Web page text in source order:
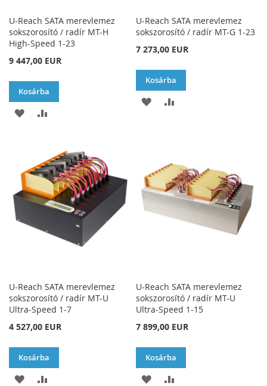
U-Reach SATA merevlemez
sokszorosító / radír MT-H
High-Speed 1-23
9 447,00 EUR
Kosárba
HOZZÁADÁS
KÍVÁNSÁGLISTÁHOZ
U-Reach SATA merevlemez
sokszorosító / radír MT-G 1-23
7 273,00 EUR
Kosárba
HOZZÁADÁS
U-Reach SATA merevlemez
sokszorosító / radír MT-U
Ultra-Speed 1-7
4 527,00 EUR
Kosárba
HOZZÁADÁSÖSSZEHASONLÍTÁSHOZ
U-Reach SATA merevlemez
sokszorosító / radír MT-U
Ultra-Speed 1-15
7 899,00 EUR
Kosárba
HOZZÁADÁS